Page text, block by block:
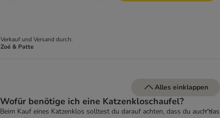
Verkauf und Versand durch:
Zoé & Patte
Alles einklappen
Wofür benötige ich eine Katzenkloschaufel?
Beim Kauf eines Katzenklos solltest du darauf achten, dass du auch das